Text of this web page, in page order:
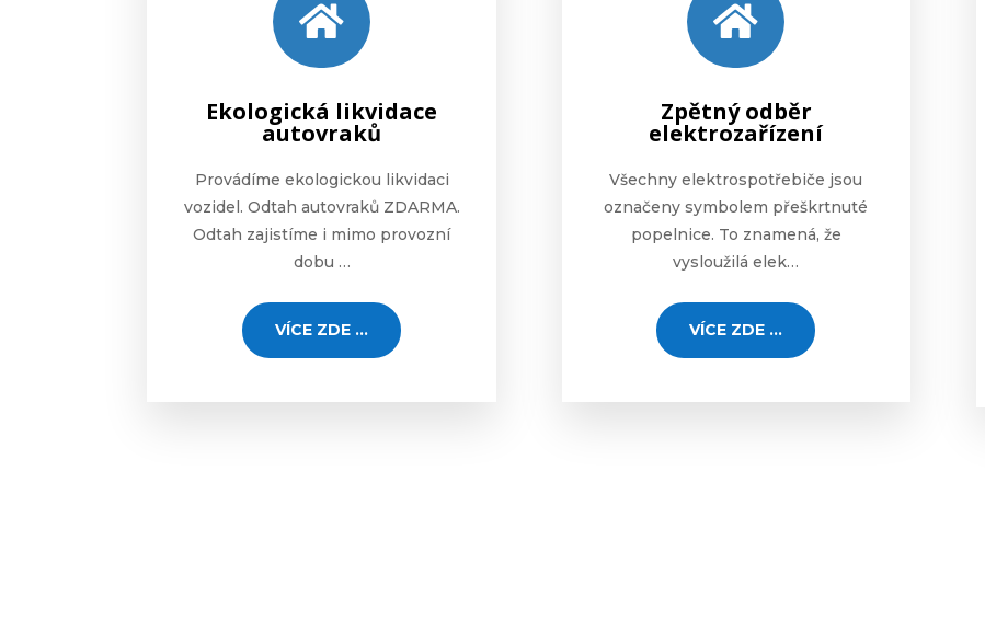

Ekologická likvidace
autovraků
Provádíme ekologickou likvidaci
vozidel. Odtah autovraků ZDARMA.
Odtah zajistíme i mimo provozní
dobu …
VÍCE ZDE ...

Zpětný odběr
elektrozařízení
Všechny elektrospotřebiče jsou
označeny symbolem přeškrtnuté
popelnice. To znamená, že
vysloužilá elek…
VÍCE ZDE ...